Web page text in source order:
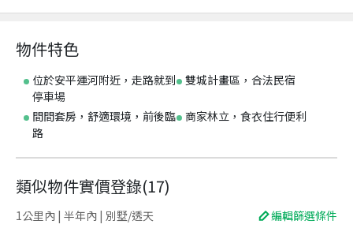
物件特色
位於安平運河附近，走路就到
停車場
雙城計畫區，合法民宿
間間套房，舒適環境，前後臨
路
商家林立，食衣住行便利
類似物件實價登錄(17)
1公里內 | 半年內 | 別墅/透天 編輯篩選條件